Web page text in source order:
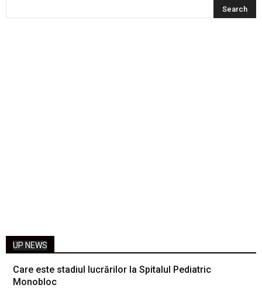
UP NEWS
Care este stadiul lucrărilor la Spitalul Pediatric
Monobloc